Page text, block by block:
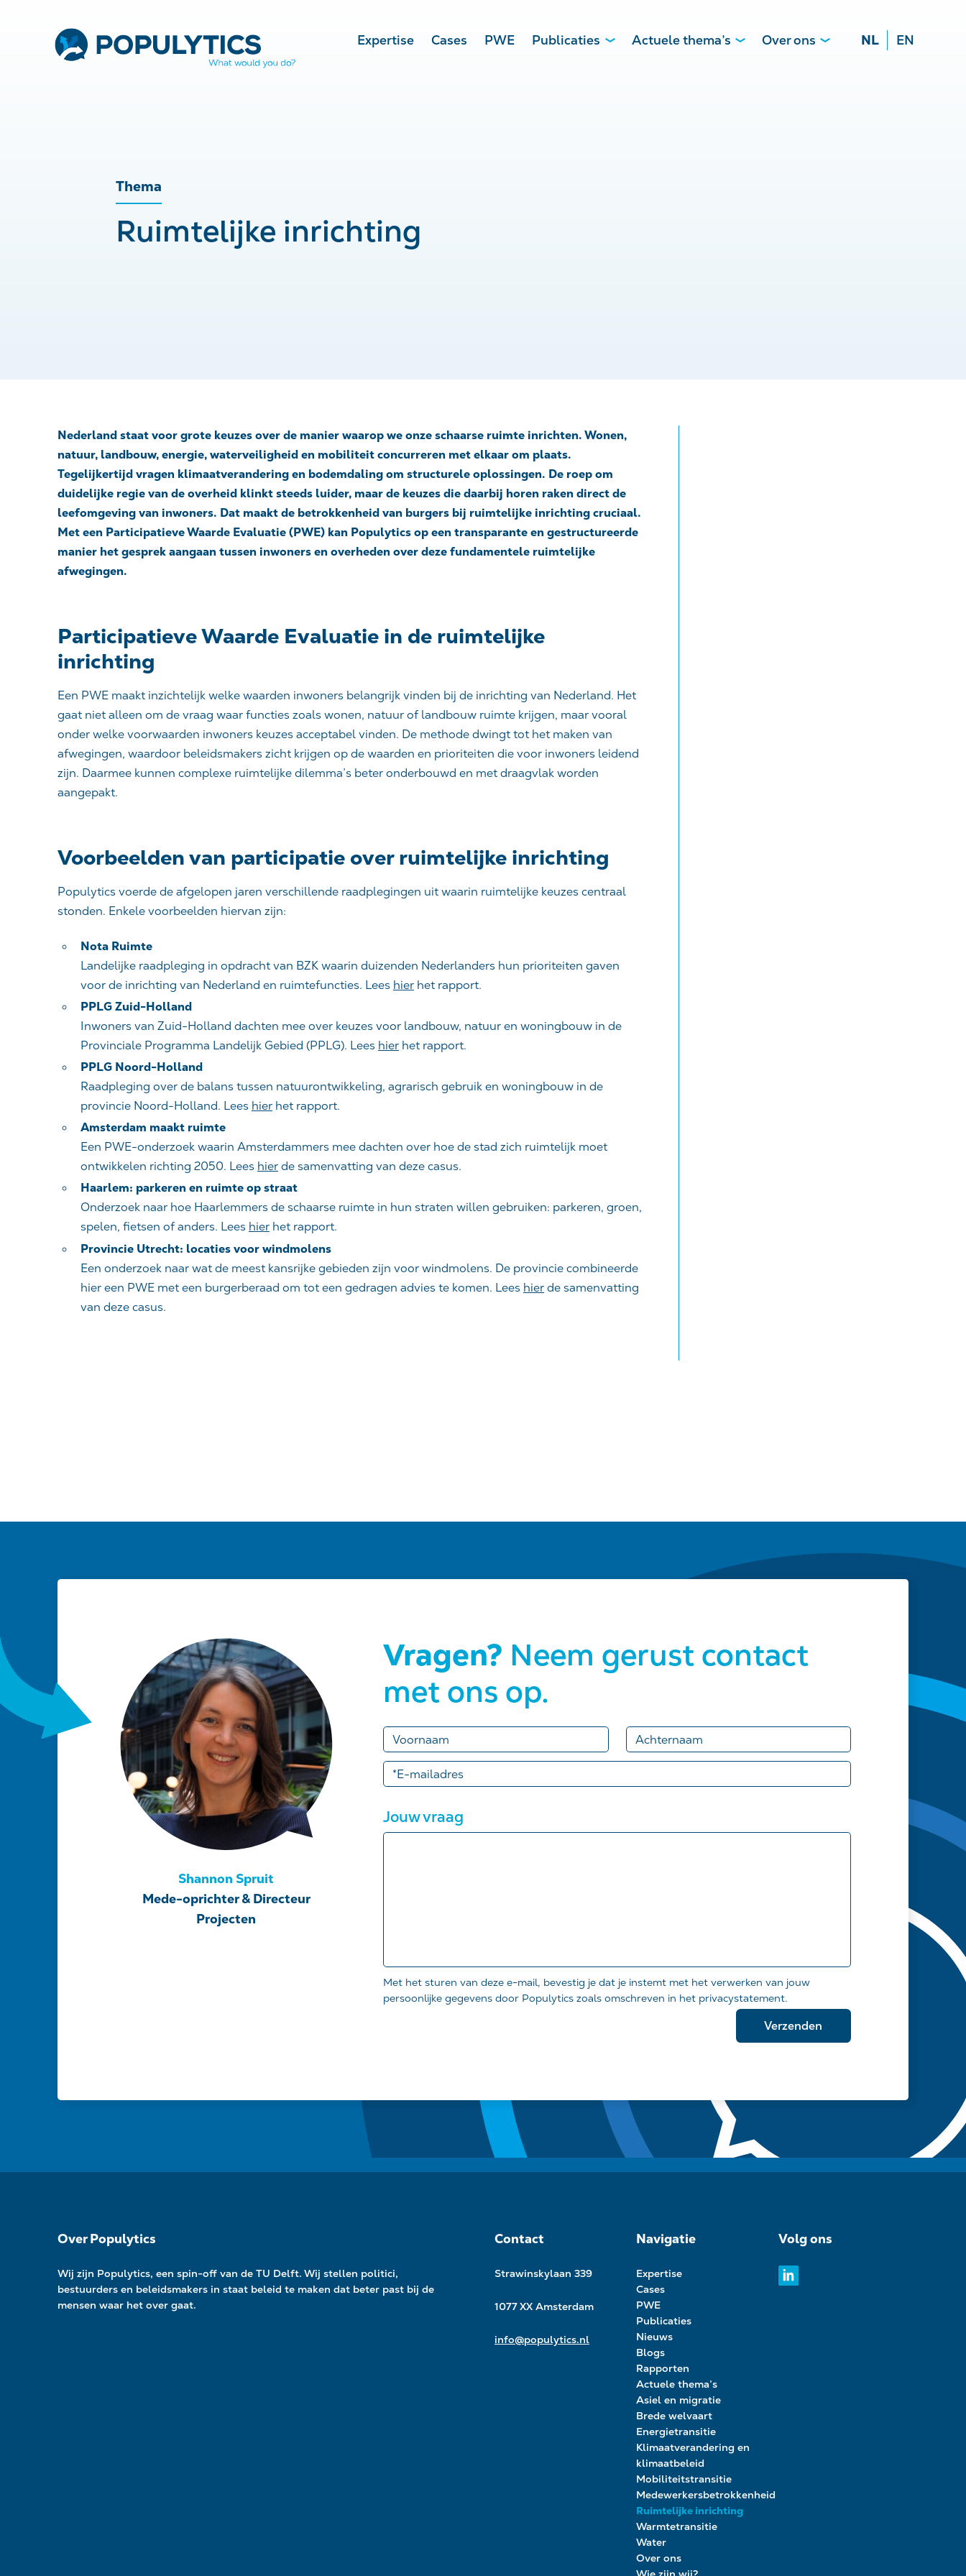
Expertise Cases PWE Publicaties Actuele thema’s Over ons NL EN
Thema
Ruimtelijke inrichting
Nederland staat voor grote keuzes over de manier waarop we onze schaarse ruimte inrichten. Wonen,
natuur, landbouw, energie, waterveiligheid en mobiliteit concurreren met elkaar om plaats.
Tegelijkertijd vragen klimaatverandering en bodemdaling om structurele oplossingen. De roep om
duidelijke regie van de overheid klinkt steeds luider, maar de keuzes die daarbij horen raken direct de
leefomgeving van inwoners. Dat maakt de betrokkenheid van burgers bij ruimtelijke inrichting cruciaal.
Met een Participatieve Waarde Evaluatie (PWE) kan Populytics op een transparante en gestructureerde
manier het gesprek aangaan tussen inwoners en overheden over deze fundamentele ruimtelijke
afwegingen.
Participatieve Waarde Evaluatie in de ruimtelijke
inrichting
Een PWE maakt inzichtelijk welke waarden inwoners belangrijk vinden bij de inrichting van Nederland. Het
gaat niet alleen om de vraag waarfuncties zoals wonen, natuur of landbouw ruimte krijgen, maar vooral
onder welke voorwaarden inwoners keuzes acceptabel vinden. De methode dwingt tot het maken van
afwegingen, waardoor beleidsmakers zicht krijgen op de waarden en prioriteiten die voor inwoners leidend
zijn. Daarmee kunnen complexe ruimtelijke dilemma’s beter onderbouwd en met draagvlak worden
aangepakt.
Voorbeelden van participatie over ruimtelijke inrichting
Populytics voerde de afgelopen jaren verschillende raadplegingen uit waarin ruimtelijke keuzes centraal
stonden. Enkele voorbeelden hiervan zijn:
Nota Ruimte
Landelijke raadpleging in opdracht van BZK waarin duizenden Nederlanders hun prioriteiten gaven
voor de inrichting van Nederland en ruimtefuncties. Lees hier het rapport.
PPLG Zuid-Holland
Inwoners van Zuid-Holland dachten mee over keuzes voor landbouw, natuur en woningbouw in de
Provinciale Programma Landelijk Gebied (PPLG). Lees hier het rapport.
PPLG Noord-Holland
Raadpleging over de balans tussen natuurontwikkeling, agrarisch gebruik en woningbouw in de
provincie Noord-Holland. Lees hier het rapport.
Amsterdam maakt ruimte
Een PWE-onderzoek waarin Amsterdammers mee dachten over hoe de stad zich ruimtelijk moet
ontwikkelen richting 2050. Lees hierde samenvatting van deze casus.
Haarlem: parkeren en ruimte op straat
Onderzoek naar hoe Haarlemmers de schaarse ruimte in hun straten willen gebruiken: parkeren, groen,
spelen, fietsen of anders. Lees hier het rapport.
Provincie Utrecht: locaties voor windmolens
Een onderzoek naar wat de meest kansrijke gebieden zijn voor windmolens. De provincie combineerde
hier een PWE met een burgerberaad om tot een gedragen advies te komen. Lees hierde samenvatting
van deze casus.
Shannon Spruit
Mede-oprichter & Directeur
Projecten
Vragen? Neem gerust contact
met ons op.
Jouw vraag
Met het sturen van deze e-mail, bevestig je dat je instemt met het verwerken van jouw
persoonlijke gegevens door Populytics zoals omschreven in het privacystatement.
Over Populytics
Wij zijn Populytics, een spin-off van de TU Delft. Wij stellen politici,
bestuurders en beleidsmakers in staat beleid te maken dat beter past bij de
mensen waar het over gaat.
Contact
Strawinskylaan 339
1077 XX Amsterdam
info@populytics.nl
Navigatie
Expertise
Cases
PWE
Publicaties
Nieuws
Blogs
Rapporten
Actuele thema’s
Asiel en migratie
Brede welvaart
Energietransitie
Klimaatverandering en
klimaatbeleid
Mobiliteitstransitie
Medewerkersbetrokkenheid
Ruimtelijke inrichting
Warmtetransitie
Water
Over ons
Volg ons